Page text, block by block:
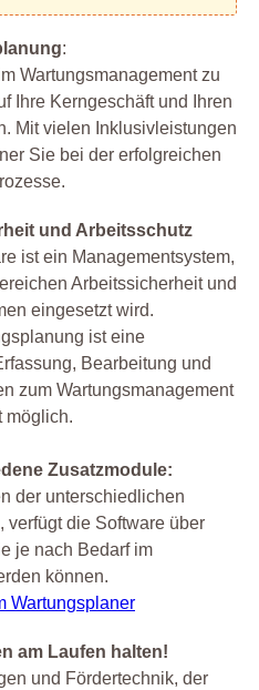
:
Wartungsmanagement zu
Ihre Kerngeschäft und Ihren
Mit vielen Inklusivleistungen
Sie bei der erfolgreichen
und Arbeitsschutz
ist ein Managementsystem,
Arbeitssicherheit und
eingesetzt wird.
ist eine
Bearbeitung und
zum Wartungsmanagement
möglich.
Zusatzmodule:
der unterschiedlichen
verfügt die Software über
je nach Bedarf im
können.
Wartungsplaner
am Laufen halten!
und Fördertechnik, der